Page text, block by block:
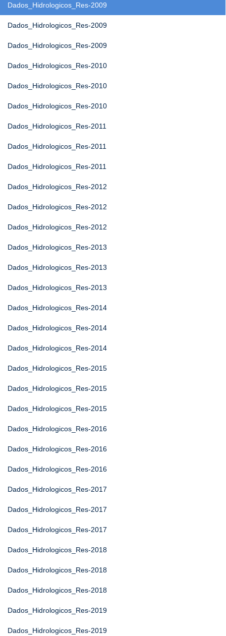
Dados_Hidrologicos_Res-2009
Dados_Hidrologicos_Res-2009
Dados_Hidrologicos_Res-2009
Dados_Hidrologicos_Res-2010
Dados_Hidrologicos_Res-2010
Dados_Hidrologicos_Res-2010
Dados_Hidrologicos_Res-2011
Dados_Hidrologicos_Res-2011
Dados_Hidrologicos_Res-2011
Dados_Hidrologicos_Res-2012
Dados_Hidrologicos_Res-2012
Dados_Hidrologicos_Res-2012
Dados_Hidrologicos_Res-2013
Dados_Hidrologicos_Res-2013
Dados_Hidrologicos_Res-2013
Dados_Hidrologicos_Res-2014
Dados_Hidrologicos_Res-2014
Dados_Hidrologicos_Res-2014
Dados_Hidrologicos_Res-2015
Dados_Hidrologicos_Res-2015
Dados_Hidrologicos_Res-2015
Dados_Hidrologicos_Res-2016
Dados_Hidrologicos_Res-2016
Dados_Hidrologicos_Res-2016
Dados_Hidrologicos_Res-2017
Dados_Hidrologicos_Res-2017
Dados_Hidrologicos_Res-2017
Dados_Hidrologicos_Res-2018
Dados_Hidrologicos_Res-2018
Dados_Hidrologicos_Res-2018
Dados_Hidrologicos_Res-2019
Dados_Hidrologicos_Res-2019